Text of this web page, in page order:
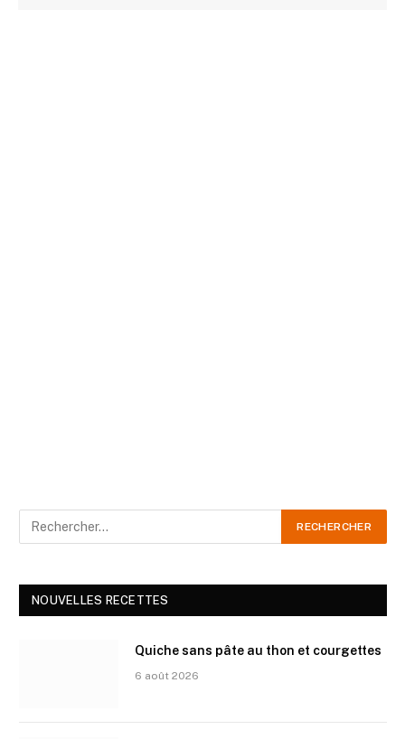
NOUVELLES RECETTES
Quiche sans pâte au thon et courgettes
6 août 2026